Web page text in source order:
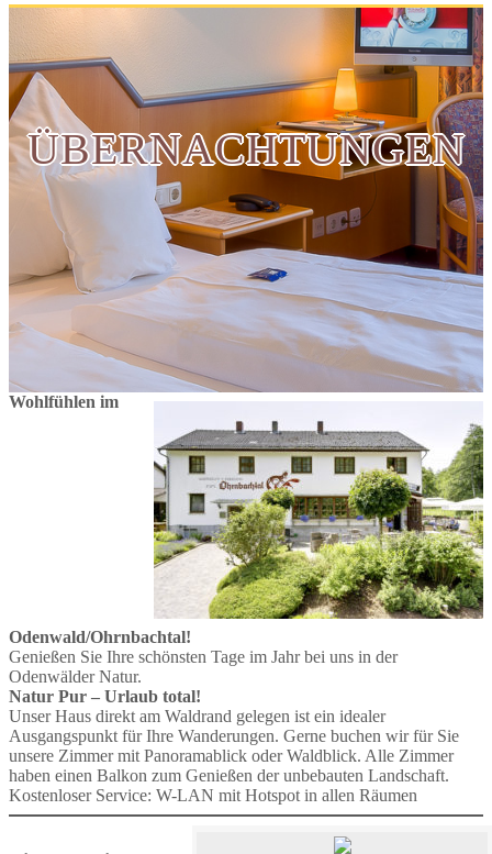
ÜBERNACHTUNGEN
Wohlfühlen im
Odenwald/Ohrnbachtal!
Genießen Sie Ihre schönsten Tage im Jahr bei uns in der
Odenwälder Natur.
Natur Pur – Urlaub total!
Unser Haus direkt am Waldrand gelegen ist ein idealer
Ausgangspunkt für Ihre Wanderungen. Gerne buchen wir für Sie
unsere Zimmer mit Panoramablick oder Waldblick. Alle Zimmer
haben einen Balkon zum Genießen der unbebauten Landschaft.
Kostenloser Service: W-LAN mit Hotspot in allen Räumen